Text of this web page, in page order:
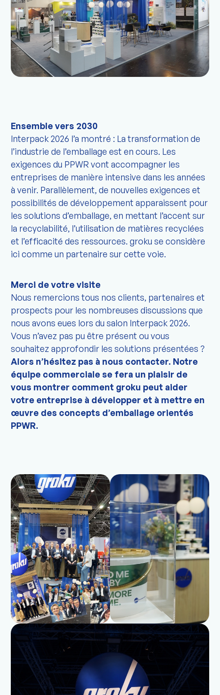
Ensemble vers 2030
Interpack 2026 l’a montré : La transformation de
l’industrie de l’emballage est en cours. Les
exigences du PPWR vont accompagner les
entreprises de manière intensive dans les années
à venir. Parallèlement, de nouvelles exigences et
possibilités de développement apparaissent pour
les solutions d’emballage, en mettant l’accent sur
la recyclabilité, l’utilisation de matières recyclées
et l’efficacité des ressources. groku se considère
ici comme un partenaire sur cette voie.
Merci de votre visite
Nous remercions tous nos clients, partenaires et
prospects pour les nombreuses discussions que
nous avons eues lors du salon Interpack 2026.
Vous n’avez pas pu être présent ou vous
souhaitez approfondir les solutions présentées ?
Alors n’hésitez pas à nous contacter. Notre
équipe commerciale se fera un plaisir de
vous montrer comment groku peut aider
votre entreprise à développer et à mettre en
œuvre des concepts d’emballage orientés
PPWR.